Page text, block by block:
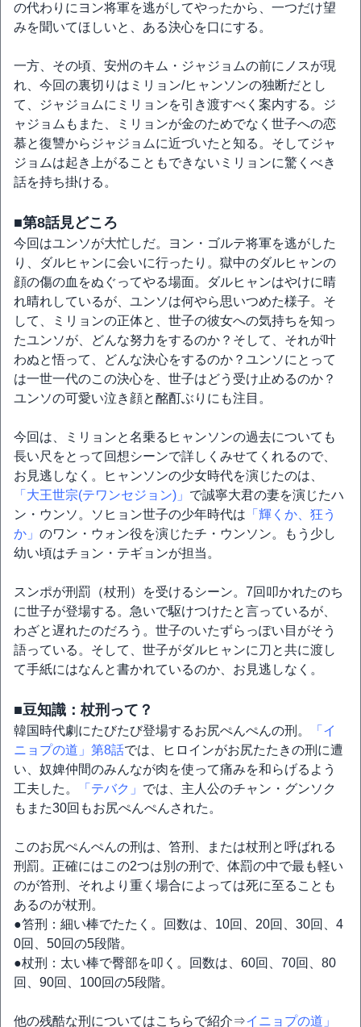
の代わりにヨン将軍を逃がしてやったから、一つだけ望
みを聞いてほしいと、ある決心を口にする。
一方、その頃、安州のキム・ジャジョムの前にノスが現
れ、今回の裏切りはミリョン/ヒャンソンの独断だとし
て、ジャジョムにミリョンを引き渡すべく案内する。ジ
ャジョムもまた、ミリョンが金のためでなく世子への恋
慕と復讐からジャジョムに近づいたと知る。そしてジャ
ジョムは起き上がることもできないミリョンに驚くべき
話を持ち掛ける。
■第8話見どころ
今回はユンソが大忙しだ。ヨン・ゴルテ将軍を逃がした
り、ダルヒャンに会いに行ったり。獄中のダルヒャンの
顔の傷の血をぬぐってやる場面。ダルヒャンはやけに晴
れ晴れしているが、ユンソは何やら思いつめた様子。そ
して、ミリョンの正体と、世子の彼女への気持ちを知っ
たユンソが、どんな努力をするのか？そして、それが叶
わぬと悟って、どんな決心をするのか？ユンソにとって
は一世一代のこの決心を、世子はどう受け止めるのか？
ユンソの可愛い泣き顔と酩酊ぶりにも注目。
今回は、ミリョンと名乗るヒャンソンの過去についても
長い尺をとって回想シーンで詳しくみせてくれるので、
お見逃しなく。ヒャンソンの少女時代を演じたのは、
「大王世宗(テワンセジョン)」 で誠寧大君の妻を演じたハ
ン・ウンソ。ソヒョン世子の少年時代は 「輝くか、狂う
か」 のワン・ウォン役を演じたチ・ウンソン。もう少し
幼い頃はチョン・テギョンが担当。
スンポが刑罰（杖刑）を受けるシーン。7回叩かれたのち
に世子が登場する。急いで駆けつけたと言っているが、
わざと遅れたのだろう。世子のいたずらっぽい目がそう
語っている。そして、世子がダルヒャンに刀と共に渡し
て手紙にはなんと書かれているのか、お見逃しなく。
■豆知識：杖刑って？
韓国時代劇にたびたび登場するお尻ぺんぺんの刑。
「イ
ニョプの道」第8話では、ヒロインがお尻たたきの刑に遭
い、奴婢仲間のみんなが肉を使って痛みを和らげるよう
工夫した。
「テバク」 では、主人公のチャン・グンソク
もまた30回もお尻ぺんぺんされた。
このお尻ぺんぺんの刑は、笞刑、または杖刑と呼ばれる
刑罰。正確にはこの2つは別の刑で、体罰の中で最も軽い
のが笞刑、それより重く場合によっては死に至ることも
あるのが杖刑。
●笞刑：細い棒でたたく。回数は、10回、20回、30回、4
0回、50回の5段階。
●杖刑：太い棒で臀部を叩く。回数は、60回、70回、80
回、90回、100回の5段階。
他の残酷な刑についてはこちらで紹介⇒イニョプの道」